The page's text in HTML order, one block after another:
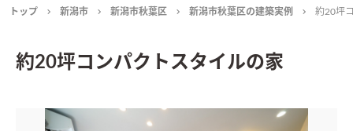
トップ
新潟市 新潟市秋葉区 新潟市秋葉区の建築実例 約20坪
約20坪コンパクトスタイルの家